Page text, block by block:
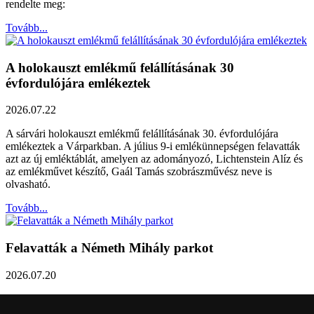
rendelte meg:
Tovább...
A holokauszt emlékmű felállításának 30
évfordulójára emlékeztek
2026.07.22
A sárvári holokauszt emlékmű felállításának 30. évfordulójára
emlékeztek a Várparkban. A július 9-i emlékünnepségen felavatták
azt az új emléktáblát, amelyen az adományozó, Lichtenstein Alíz és
az emlékművet készítő, Gaál Tamás szobrászművész neve is
olvasható.
Tovább...
Felavatták a Németh Mihály parkot
2026.07.20